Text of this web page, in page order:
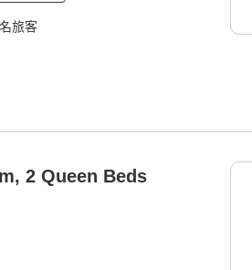
旅客
2 Queen Beds